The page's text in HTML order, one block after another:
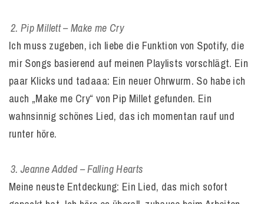
Pip Millett – Make me Cry
Ich muss zugeben, ich liebe die Funktion von Spotify, die
mir Songs basierend auf meinen Playlists vorschlägt. Ein
paar Klicks und tadaaa: Ein neuer Ohrwurm. So habe ich
auch „Make me Cry“ von Pip Millet gefunden. Ein
wahnsinnig schönes Lied, das ich momentan rauf und
runter höre.
Jeanne Added – Falling Hearts
Meine neuste Entdeckung: Ein Lied, das mich sofort